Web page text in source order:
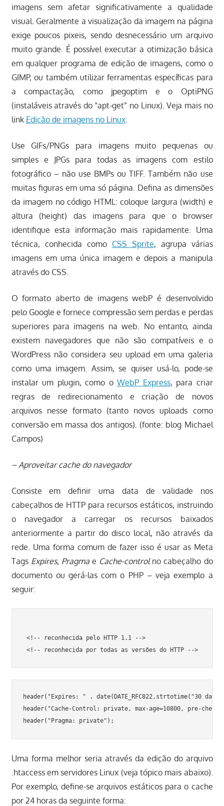
imagens sem afetar significativamente a qualidade
visual. Geralmente a visualização da imagem na página
exige poucos pixeis, sendo desnecessário um arquivo
muito grande. É possível executar a otimização básica
em qualquer programa de edição de imagens, como o
GIMP, ou também utilizar ferramentas específicas para
a compactação, como jpegoptim e o OptiPNG
(instaláveis através do “apt-get” no Linux). Veja mais no
link Edição de imagens no Linux.
Use GIFs/PNGs para imagens muito pequenas ou
simples e JPGs para todas as imagens com estilo
fotográfico – não use BMPs ou TIFF. Também não use
muitas figuras em uma só página. Defina as dimensões
da imagem no código HTML: coloque largura (width) e
altura (height) das imagens para que o browser
identifique esta informação mais rapidamente. Uma
técnica, conhecida como CSS Sprite, agrupa várias
imagens em uma única imagem e depois a manipula
através do CSS.
O formato aberto de imagens webP é desenvolvido
pelo Google e fornece compressão sem perdas e perdas
superiores para imagens na web. No entanto, ainda
existem navegadores que não são compatíveis e o
WordPress não considera seu upload em uma galeria
como uma imagem. Assim, se quiser usá-lo, pode-se
instalar um plugin, como o WebP Express, para criar
regras de redirecionamento e criação de novos
arquivos nesse formato (tanto novos uploads como
conversão em massa dos antigos). (fonte: blog Michael
Campos)
– Aproveitar cache do navegador
Consiste em definir uma data de validade nos
cabeçalhos de HTTP para recursos estáticos, instruindo
o navegador a carregar os recursos baixados
anteriormente a partir do disco local, não através da
rede. Uma forma comum de fazer isso é usar as Meta
Tags Expires, Pragmae Cache-controlno cabeçalho do
documento ou gerá-las com o PHP – veja exemplo a
seguir:
<!-- reconhecida pelo HTTP 1.1 -->
header("Expires: " . date(DATE_RFC822,strtotime("30
header("Cache-Control: private, max-age=10800, pre-
Uma forma melhor seria através da edição do arquivo
.htaccess em servidores Linux (veja tópico mais abaixo).
Por exemplo, define-se arquivos estáticos para o cache
por 24 horas da seguinte forma: